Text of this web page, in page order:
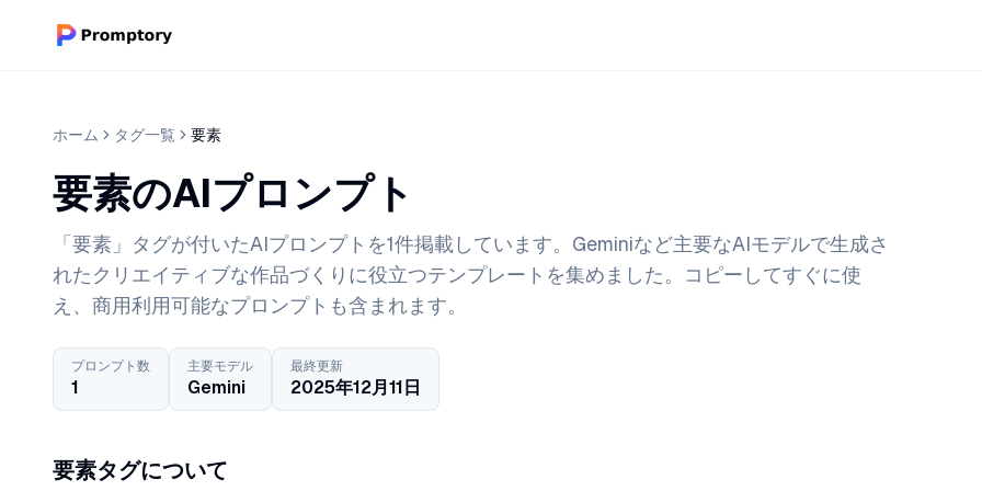
ホーム タグ一覧 要素
要素のAIプロンプト
「要素」タグが付いたAIプロンプトを1件掲載しています。Geminiなど主要なAIモデルで生成さ
れたクリエイティブな作品づくりに役立つテンプレートを集めました。コピーしてすぐに使
え、商用利用可能なプロンプトも含まれます。
プロンプト数
1
主要モデル
Gemini
最終更新
2025年12月11日
要素タグについて